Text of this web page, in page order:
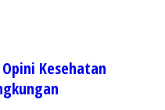
Opini Kesehatan